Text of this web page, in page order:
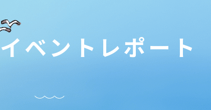
イベントレポート